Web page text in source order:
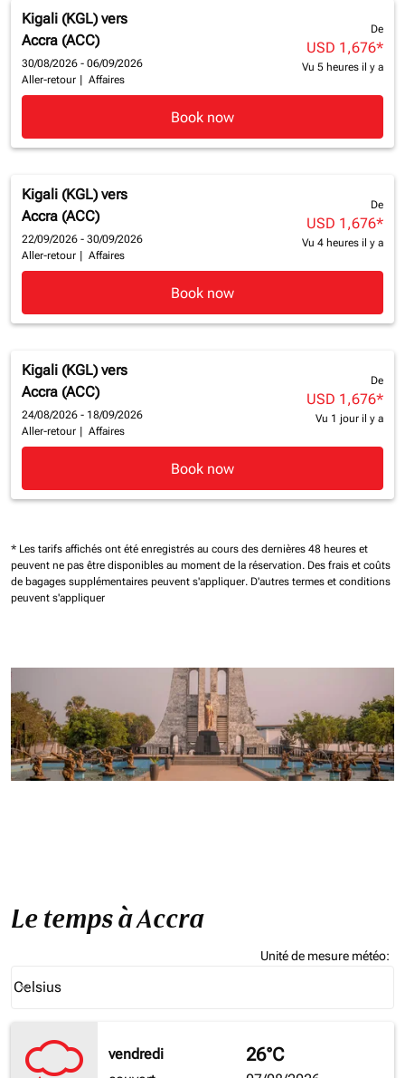
Kigali (KGL) vers
Accra (ACC)
30/08/2026 - 06/09/2026
Aller-retour
Affaires
De
USD 1,676*
Vu 5 heures il y a
Book now
Kigali (KGL) vers
Accra (ACC)
22/09/2026 - 30/09/2026
Aller-retour
Affaires
De
USD 1,676*
Vu 4 heures il y a
Book now
Kigali (KGL) vers
Accra (ACC)
24/08/2026 - 18/09/2026
Aller-retour
Affaires
De
USD 1,676*
Vu 1 jour il y a
Book now
* Les tarifs affichés ont été enregistrés au cours des dernières 48 heures et
peuvent ne pas être disponibles au moment de la réservation. Des frais et coûts
de bagages supplémentaires peuvent s'appliquer. D'autres termes et conditions
peuvent s'appliquer
Le temps à Accra
Unité de mesure météo:
Celsius
keyboard_arrow_down
vendredi
26°C